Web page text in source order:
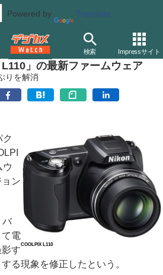
Powered by Translate
検索 Impressサイト
レンズ一体型（コンパクト）カメラ ニ
」の最新ファームウェア
りを解消
COOLPIX L110
ウ
ン
バ
電
す
る現象を修正したという。